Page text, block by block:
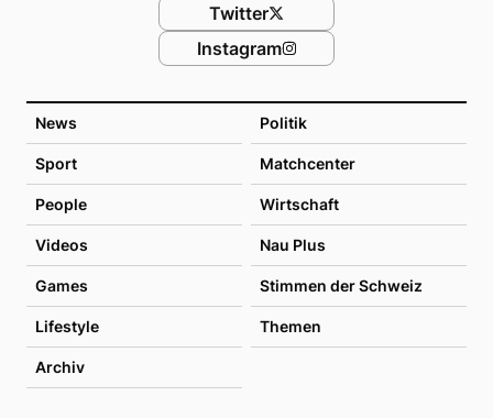
News Politik
Sport Matchcenter
People Wirtschaft
Videos Nau Plus
Games Stimmen der Schweiz
Lifestyle Themen
Archiv
Twitter
Instagram